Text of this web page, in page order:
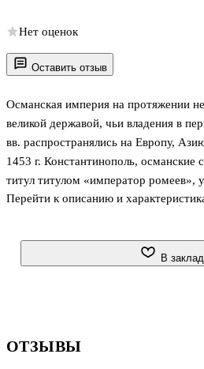
Оставить отзыв
Османская империя на протяжении
великой державой, чьи владения в
вв. распространялись на Европу,
1453 г. Константинополь, османские
титул титулом «император ромеев»,
Османской империи не только от
Священной Римской империи и в
Перейти к описанию и
Нет оценок
В
ОТЗЫВЫ